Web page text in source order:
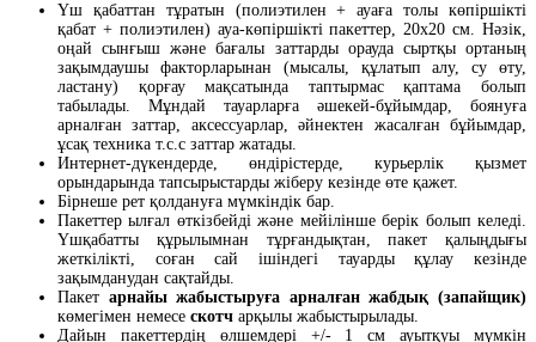
Үш қабаттан тұратын (полиэтилен + ауаға толы көпіршікті
қабат + полиэтилен) ауа-көпіршікті пакеттер, 20х20 см. Нәзік,
оңай сынғыш және бағалы заттарды орауда сыртқы ортаның
зақымдаушы факторларынан (мысалы, құлатып алу, су өту,
ластану) қорғау мақсатында таптырмас қаптама болып
табылады. Мұндай тауарларға әшекей-бұйымдар, боянуға
арналған заттар, аксессуарлар, әйнектен жасалған бұйымдар,
ұсақ техника т.с.с заттар жатады.
Интернет-дүкендерде, өндірістерде, курьерлік қызмет
орындарында тапсырыстарды жіберу кезінде өте қажет.
Бірнеше рет қолдануға мүмкіндік бар.
Пакеттер ылғал өткізбейді және мейілінше берік болып келеді.
Үшқабатты құрылымнан тұрғандықтан, пакет қалыңдығы
жеткілікті, соған сай ішіндегі тауарды құлау кезінде
зақымданудан сақтайды.
Пакет арнайы жабыстыруға арналған жабдық (запайщик)
көмегімен немесе скотч арқылы жабыстырылады.
Дайын пакеттердің өлшемдері +/- 1 см ауытқуы мүмкін